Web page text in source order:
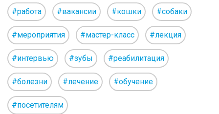
#работа #вакансии #кошки #собаки
#мероприятия #мастер-класс #лекция
#интервью #зубы #реабилитация
#болезни #лечение #обучение
#посетителям